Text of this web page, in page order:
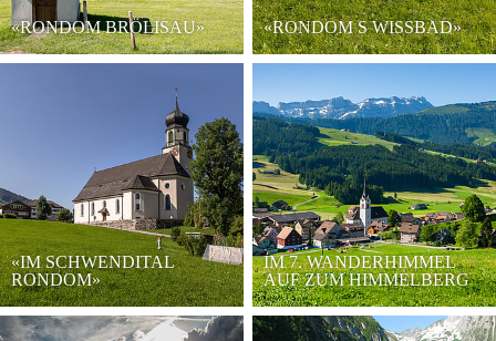
«RONDOM BRÖLISAU» «RONDOM S WISSBAD»
«IM SCHWENDITAL
RONDOM»
IM 7. WANDERHIMMEL
AUF ZUM HIMMELBERG